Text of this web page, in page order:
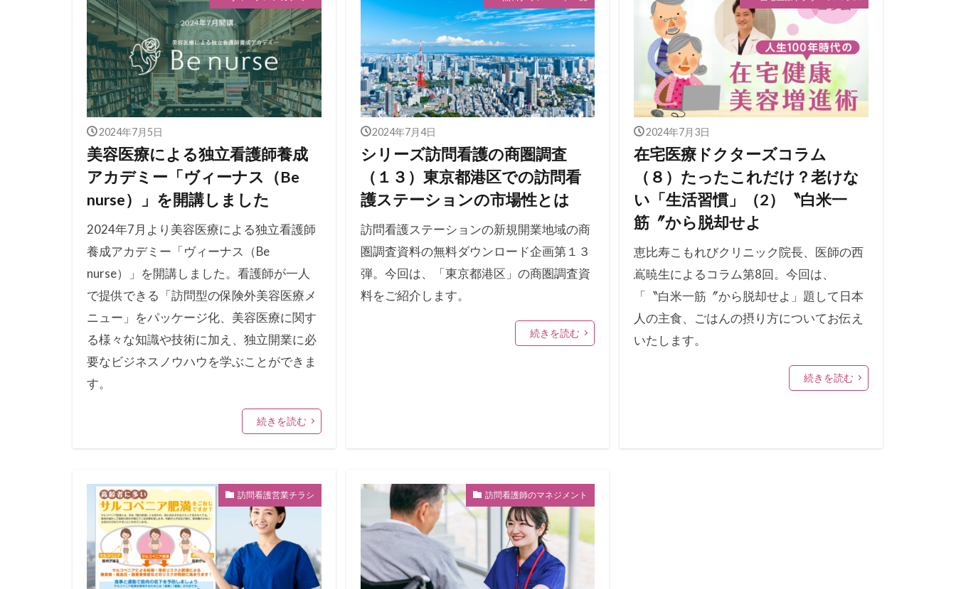
2024年7月5日
美容医療による独立看護師養成
アカデミー「ヴィーナス（Be
nurse）」を開講しました
2024年7月より美容医療による独立看護師
養成アカデミー「ヴィーナス（Be
nurse）」を開講しました。看護師が一人
で提供できる「訪問型の保険外美容医療メ
ニュー」をパッケージ化、美容医療に関す
る様々な知識や技術に加え、独立開業に必
要なビジネスノウハウを学ぶことができま
す。
続きを読む
2024年7月4日
シリーズ訪問看護の商圏調査
（１３）東京都港区での訪問看
護ステーションの市場性とは
訪問看護ステーションの新規開業地域の商
圏調査資料の無料ダウンロード企画第１３
弾。今回は、「東京都港区」の商圏調査資
料をご紹介します。
続きを読む
2024年7月3日
在宅医療ドクターズコラム
（８）たったこれだけ？老けな
い「生活習慣」（2）〝白米一
筋〞から脱却せよ
恵比寿こもれびクリニック院長、医師の西
嶌暁生によるコラム第8回。今回は、
「〝白米一筋〞から脱却せよ」題して日本
人の主食、ごはんの摂り方についてお伝え
いたします。
続きを読む
訪問看護営業チラシ 訪問看護師のマネジメント